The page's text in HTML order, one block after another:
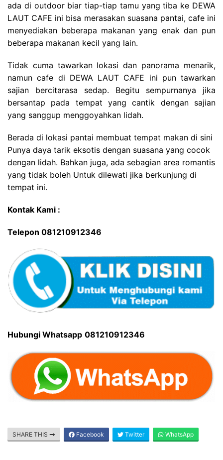
ada di outdoor biar tiap-tiap tamu yang tiba ke DEWA
LAUT CAFE ini bisa merasakan suasana pantai, cafe ini
menyediakan beberapa makanan yang enak dan pun
beberapa makanan kecil yang lain.
Tidak cuma tawarkan lokasi dan panorama menarik,
namun cafe di DEWA LAUT CAFE ini pun tawarkan
sajian bercitarasa sedap. Begitu sempurnanya jika
bersantap pada tempat yang cantik dengan sajian
yang sanggup menggoyahkan lidah.
Berada di lokasi pantai membuat tempat makan di sini
Punya daya tarik eksotis dengan suasana yang cocok
dengan lidah. Bahkan juga, ada sebagian area romantis
yang tidak boleh Untuk dilewati jika berkunjung di
tempat ini.
Kontak Kami :
Telepon 081210912346
Hubungi Whatsapp 081210912346
SHARE THIS Facebook Twitter WhatsApp